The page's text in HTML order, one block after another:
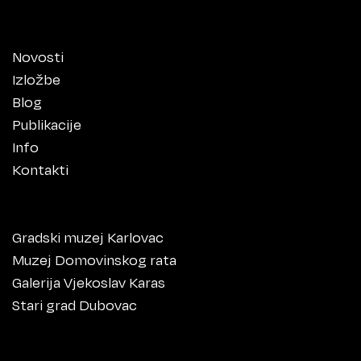
Novosti
Izložbe
Blog
Publikacije
Info
Kontakti
Gradski muzej Karlovac
Muzej Domovinskog rata
Galerija Vjekoslav Karas
Stari grad Dubovac